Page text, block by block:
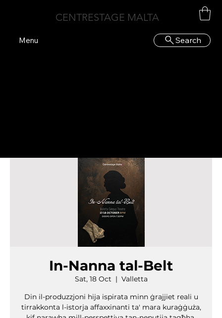
CENTRESTAGE MALTA
Search
Menu
In-Nanna tal-Belt
Sat, 18 Oct
  |
Valletta
Din il-produzzjoni hija ispirata minn ġrajjiet reali u
tirrakkonta l-istorja affaxxinanti ta' mara kuraġġuża,